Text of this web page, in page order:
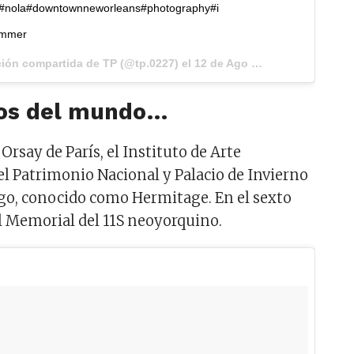
compartida de TP (@tp.0227) el 12 de Ago de 2017 a la(s) 7:37 PDT
del mundo…
de París, el Instituto de Arte
Patrimonio Nacional y Palacio de Invierno
conocido como Hermitage. En el sexto
Memorial del 11S neoyorquino.